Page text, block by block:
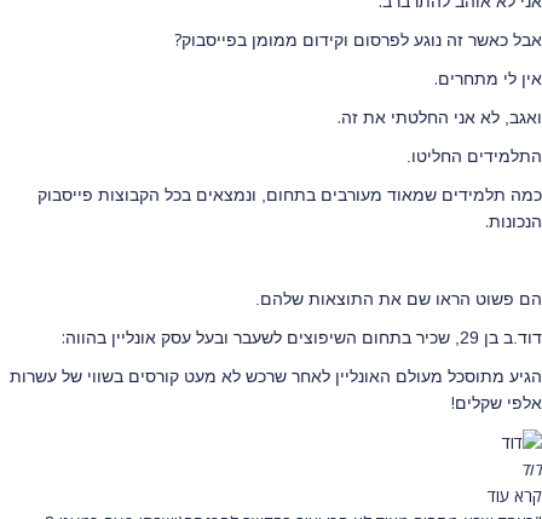
אבל כאשר זה נוגע לפרסום וקידום ממומן בפייסבוק?
אין לי מתחרים.
ואגב, לא אני החלטתי את זה.
התלמידים החליטו.
כמה תלמידים שמאוד מעורבים בתחום, ונמצאים בכל הקבוצות פייסבוק
הנכונות.
הם פשוט הראו שם את התוצאות שלהם.
דוד.ב בן 29, שכיר בתחום השיפוצים לשעבר ובעל עסק אונליין בהווה
:
הגיע מתוסכל מעולם האונליין לאחר שרכש לא מעט קורסים בשווי של עשרות
אלפי שקלים!
דוד
קרא עוד